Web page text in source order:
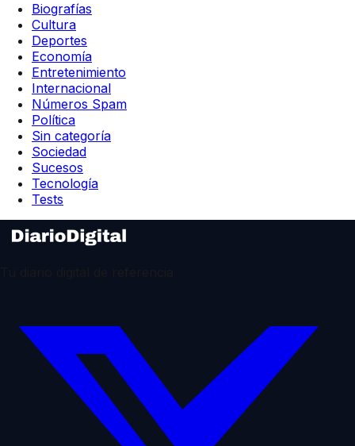
Biografías
Cultura
Deportes
Economía
Entretenimiento
Internacional
Números Spam
Política
Sin categoría
Sociedad
Sucesos
Tecnología
Tests